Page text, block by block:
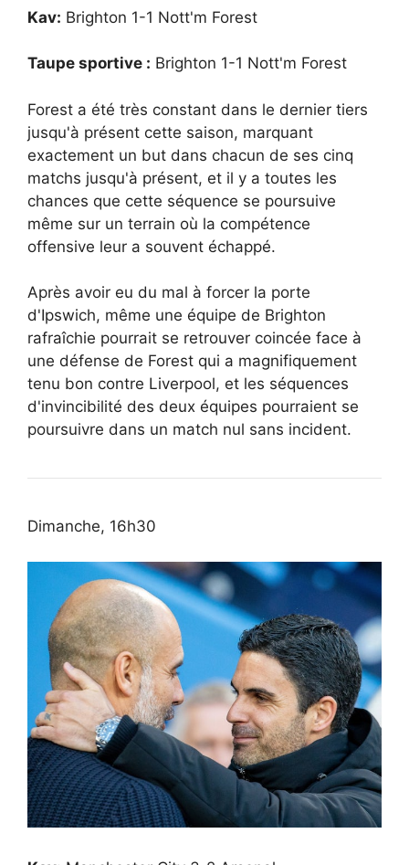
Kav: Brighton 1-1 Nott'm Forest
Taupe sportive : Brighton 1-1 Nott'm Forest
Forest a été très constant dans le dernier tiers
jusqu'à présent cette saison, marquant
exactement un but dans chacun de ses cinq
matchs jusqu'à présent, et il y a toutes les
chances que cette séquence se poursuive
même sur un terrain où la compétence
offensive leur a souvent échappé.
Après avoir eu du mal à forcer la porte
d'Ipswich, même une équipe de Brighton
rafraîchie pourrait se retrouver coincée face à
une défense de Forest qui a magnifiquement
tenu bon contre Liverpool, et les séquences
d'invincibilité des deux équipes pourraient se
poursuivre dans un match nul sans incident.
Dimanche, 16h30